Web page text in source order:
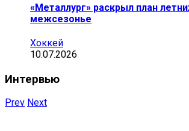
«Металлург» раскрыл план
межсезонье
Хоккей
10.07.2026
Интервью
Prev Next